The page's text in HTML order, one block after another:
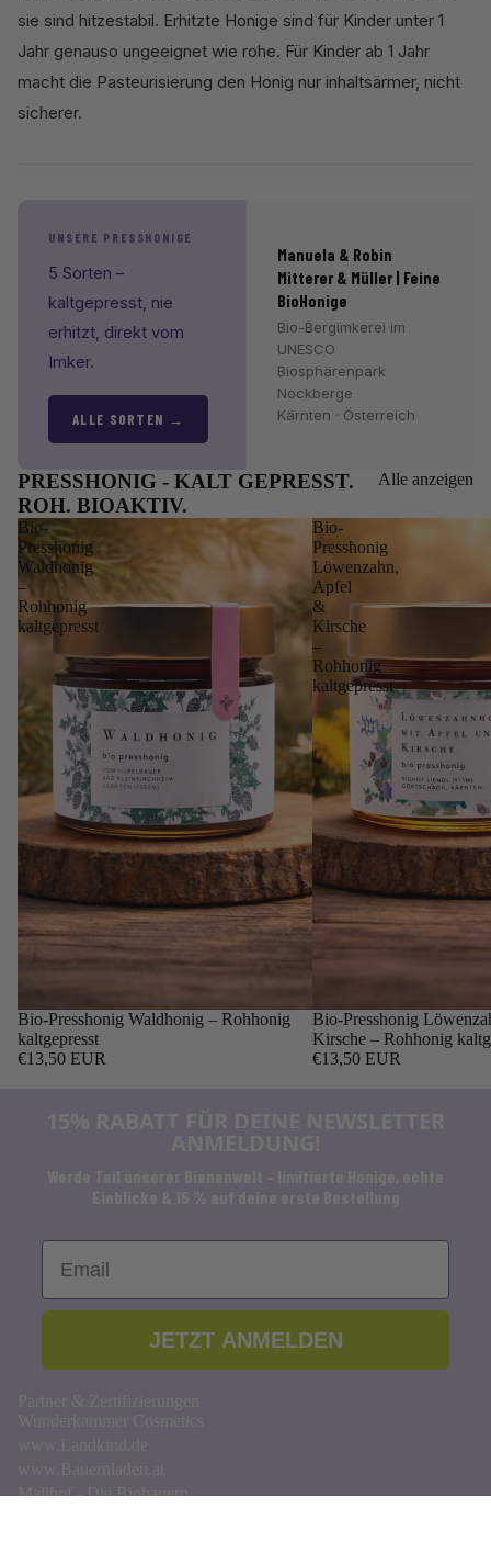
sie sind hitzestabil. Erhitzte Honige sind für Kinder unter 1
Jahr genauso ungeeignet wie rohe. Für Kinder ab 1 Jahr
macht die Pasteurisierung den Honig nur inhaltsärmer, nicht
sicherer.
UNSERE PRESSHONIGE
5 Sorten –
kaltgepresst, nie
erhitzt, direkt vom
Imker.
ALLE SORTEN →
Manuela & Robin
Mitterer & Müller | Feine
BioHonige
Bio-Bergimkerei im
UNESCO
Biosphärenpark
Nockberge
Kärnten · Österreich
PRESSHONIG - KALT GEPRESST.
ROH. BIOAKTIV.
Alle anzeigen
Bio-
Presshonig
Waldhonig
–
Rohhonig
kaltgepresst
Bio-Presshonig Waldhonig – Rohhonig
kaltgepresst
€13,50 EUR
Bio-
Presshonig
Löwenzahn,
Apfel
&
Kirsche
–
Rohhonig
kaltgepresst
Bio-Presshonig
Kirsche – Rohhonig
€13,50 EUR
Email
JETZT ANMELDEN
Mallhof - Die Biobauern